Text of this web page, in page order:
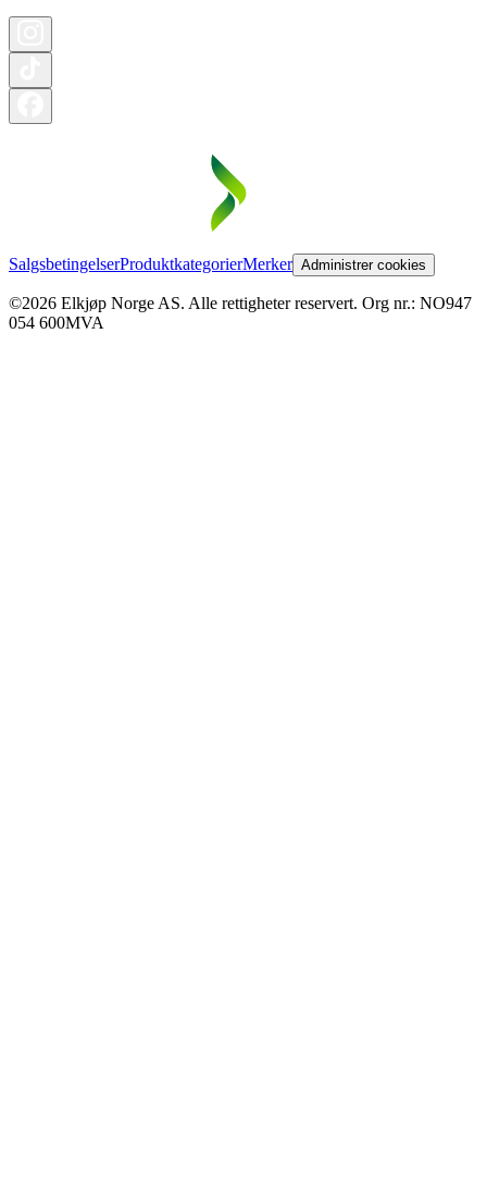
SalgsbetingelserProduktkategorierMerker Administrer cookies
©2026 Elkjøp Norge AS. Alle rettigheter reservert. Org nr.: NO947
054 600MVA